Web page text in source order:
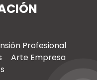
Profesional
Arte Empresa